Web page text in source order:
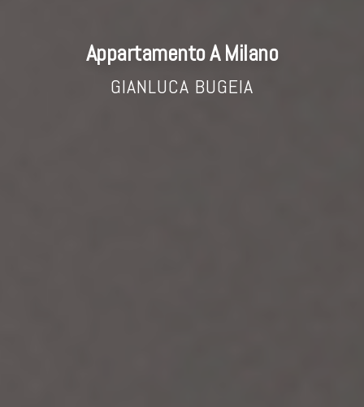
Appartamento A Milano
GIANLUCA BUGEIA